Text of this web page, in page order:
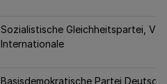
Sozialistische Gleichheitspartei,
Internationale
Basisdemokratische Partei